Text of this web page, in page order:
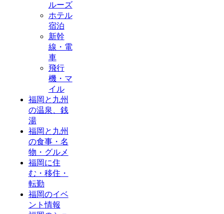
ルーズ
ホテル
宿泊
新幹
線・電
車
飛行
機・マ
イル
福岡と九州
の温泉、銭
湯
福岡と九州
の食事・名
物・グルメ
福岡に住
む・移住・
転勤
福岡のイベ
ント情報